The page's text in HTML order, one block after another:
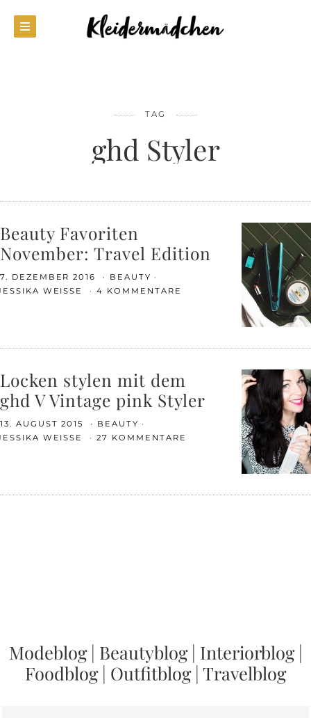
TAG
ghd Styler
Beauty Favoriten
November: Travel Edition
7. DEZEMBER 2016
BEAUTY
WEISSE
4 KOMMENTARE
Locken stylen mit dem
ghd V Vintage pink Styler
13. AUGUST 2015
BEAUTY
WEISSE
27 KOMMENTARE
Modeblog| Beautyblog| Interiorblog|
Foodblog| Outfitblog| Travelblog